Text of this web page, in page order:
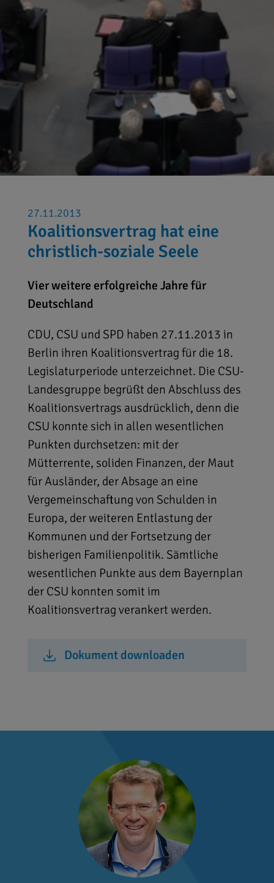
27.11.2013
Koalitionsvertrag hat eine
christlich-soziale Seele
Vier weitere erfolgreiche Jahre für
Deutschland
CDU, CSU und SPD haben 27.11.2013 in
Berlin ihren Koalitionsvertrag für die 18.
Legislaturperiode unterzeichnet. Die CSU-
Landesgruppe begrüßt den Abschluss des
Koalitionsvertrags ausdrücklich, denn die
CSU konnte sich in allen wesentlichen
Punkten durchsetzen: mit der
Mütterrente, soliden Finanzen, der Maut
für Ausländer, der Absage an eine
Vergemeinschaftung von Schulden in
Europa, der weiteren Entlastung der
Kommunen und der Fortsetzung der
bisherigen Familienpolitik. Sämtliche
wesentlichen Punkte aus dem Bayernplan
der CSU konnten somit im
Koalitionsvertrag verankert werden.
Dokument downloaden